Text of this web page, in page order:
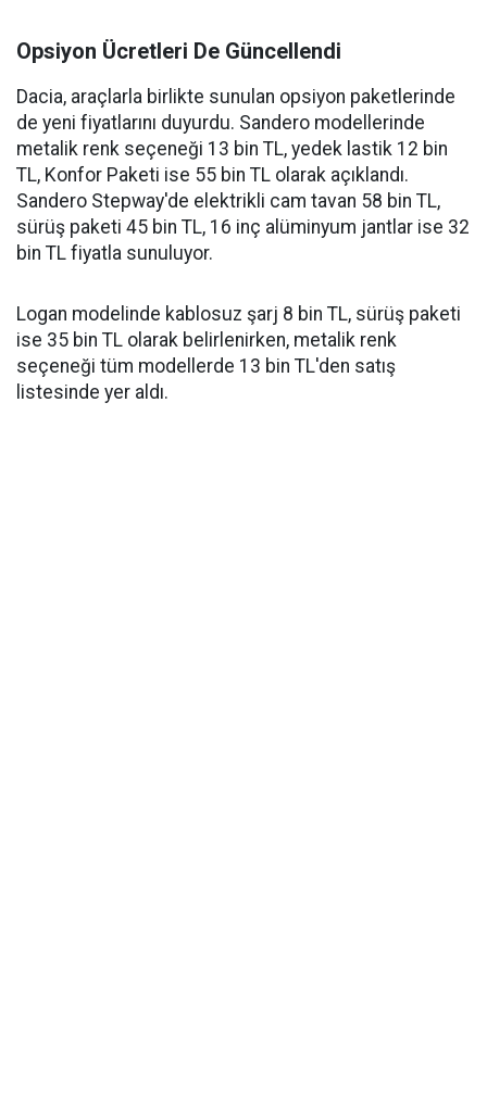
Opsiyon Ücretleri De Güncellendi
Dacia, araçlarla birlikte sunulan opsiyon paketlerinde
de yeni fiyatlarını duyurdu. Sandero modellerinde
metalik renk seçeneği 13 bin TL, yedek lastik 12 bin
TL, Konfor Paketi ise 55 bin TL olarak açıklandı.
Sandero Stepway'de elektrikli cam tavan 58 bin TL,
sürüş paketi 45 bin TL, 16 inç alüminyum jantlar ise 32
bin TL fiyatla sunuluyor.
Logan modelinde kablosuz şarj 8 bin TL, sürüş paketi
ise 35 bin TL olarak belirlenirken, metalik renk
seçeneği tüm modellerde 13 bin TL'den satış
listesinde yer aldı.